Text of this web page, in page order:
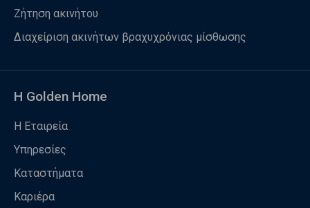
Ζήτηση ακινήτου
Διαχείριση ακινήτων βραχυχρόνιας μίσθωσης
Η Golden Home
Η Εταιρεία
Υπηρεσίες
Καταστήματα
Καριέρα